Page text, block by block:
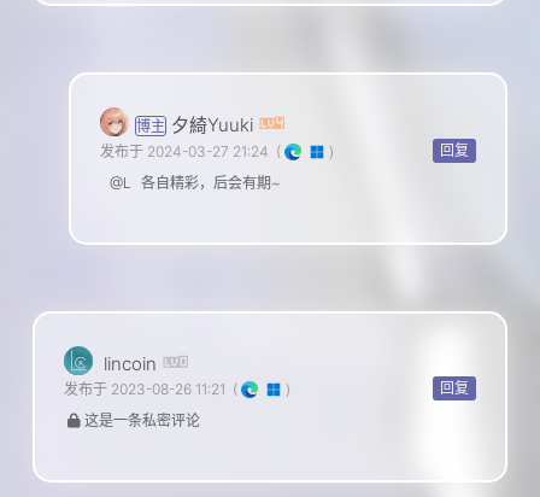
博主 夕綺Yuuki
回复
发布于 2024-03-27 21:24 (
)
@L
各自精彩，后会有期~
lincoin
回复
发布于 2023-08-26 11:21 (
)
这是一条私密评论